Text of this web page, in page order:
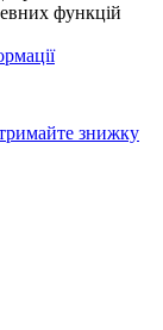
функцій
знижку